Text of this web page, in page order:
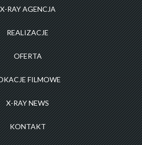
X-RAY AGENCJA
REALIZACJE
OFERTA
FILMOWE
X-RAY NEWS
KONTAKT